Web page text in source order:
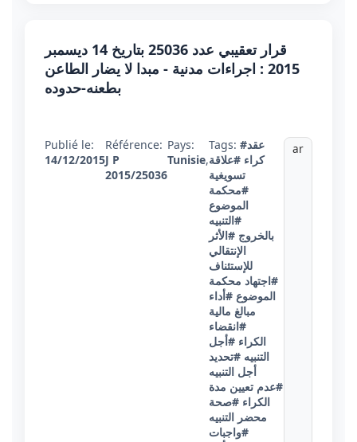
قرار تعقيبي عدد 25036 بتاريخ 14 ديسمبر
2015 : اجراءات مدنية - مبدا لا يضار الطاعن
بطعنه-حدوده
Publié le:
14/12/2015
Référence:
J P
2015/25036
Pays:
Tunisie,
Tags: #عقد
كراء #علاقة
تسويغية
#محكمة
الموضوع
#التنبيه
بالخروج #الأثر
الإنتقالي
للإستئناف
#اجتهاد محكمة
الموضوع #أداء
مبالغ مالية
#انقضاء
الكراء #أجل
التنبيه #تحديد
أجل التنبيه
#عدم تعيين مدة
الكراء #صحة
محضر التنبيه
#واجبات
ar